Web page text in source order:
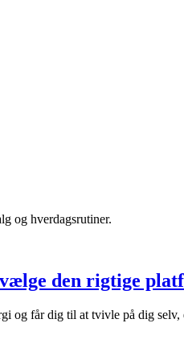
og hverdagsrutiner.
den rigtige
og får dig til at tvivle på dig